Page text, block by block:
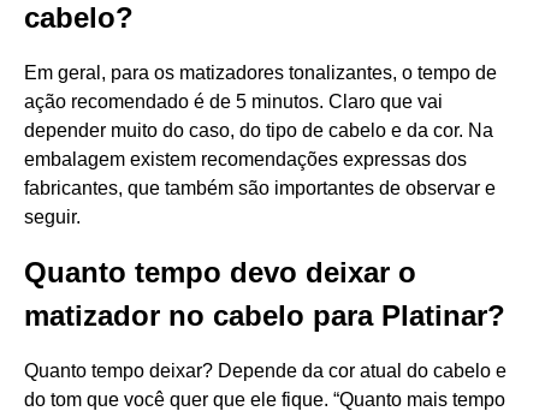
cabelo?
Em geral, para os matizadores tonalizantes, o tempo de
ação recomendado é de 5 minutos. Claro que vai
depender muito do caso, do tipo de cabelo e da cor. Na
embalagem existem recomendações expressas dos
fabricantes, que também são importantes de observar e
seguir.
Quanto tempo devo deixar o
matizador no cabelo para Platinar?
Quanto tempo deixar? Depende da cor atual do cabelo e
do tom que você quer que ele fique. “Quanto mais tempo